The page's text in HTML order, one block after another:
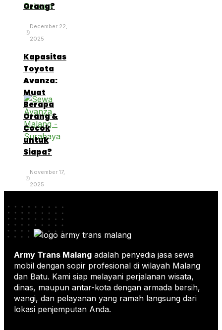
Orang?
December 22,
2025
Kapasitas
Toyota
Avanza:
Muat
Berapa
Orang &
Cocok
untuk
Siapa?
November 17,
2025
Army Trans Malang adalah penyedia jasa sewa
mobil dengan sopir profesional di wilayah Malang
dan Batu. Kami siap melayani perjalanan wisata,
dinas, maupun antar-kota dengan armada bersih,
wangi, dan pelayanan yang ramah langsung dari
lokasi penjemputan Anda.